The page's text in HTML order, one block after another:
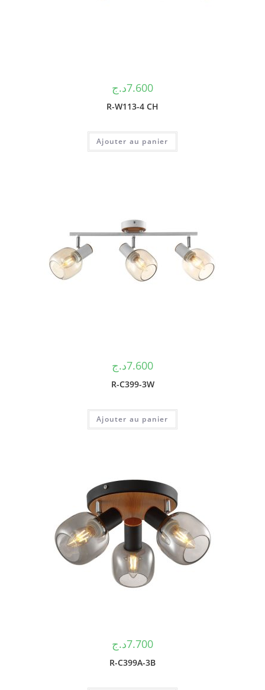
7.600د.ج
R-W113-4 CH
Ajouter au panier
7.600د.ج
R-C399-3W
Ajouter au panier
7.700د.ج
R-C399A-3B